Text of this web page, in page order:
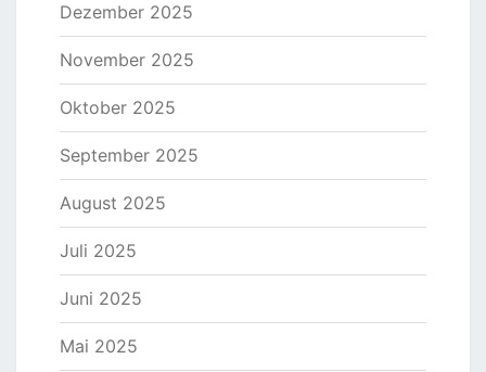
Dezember 2025
November 2025
Oktober 2025
September 2025
August 2025
Juli 2025
Juni 2025
Mai 2025